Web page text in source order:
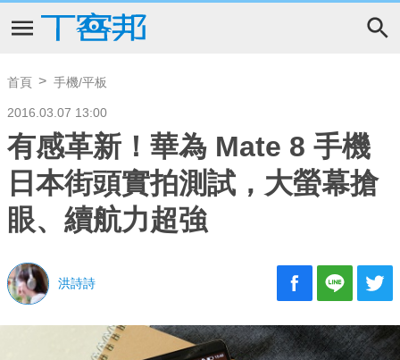
首頁 手機/平板
2016.03.07 13:00
有感革新！華為 Mate 8 手機
日本街頭實拍測試，大螢幕搶
眼、續航力超強
洪詩詩